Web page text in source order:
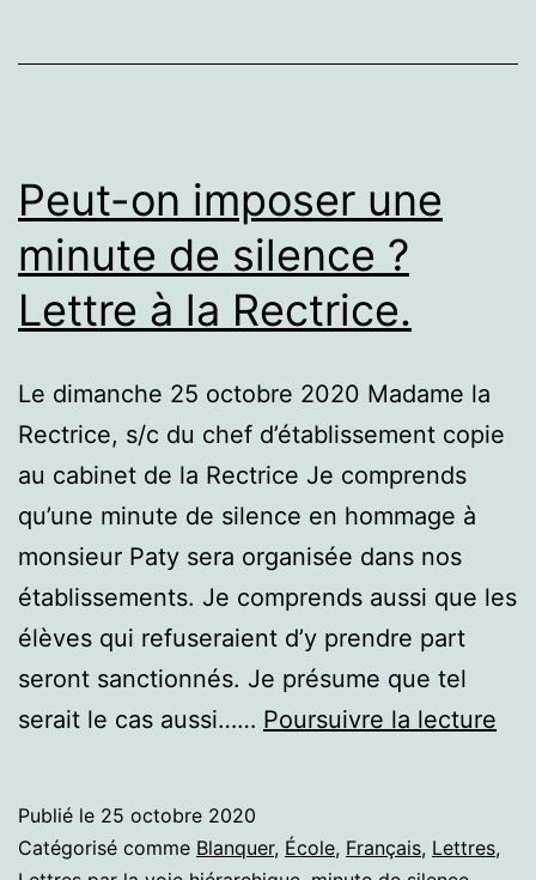
réponses.
Peut-on imposer une
minute de silence ?
Lettre à la Rectrice.
Le dimanche 25 octobre 2020 Madame la
Rectrice, s/c du chef d’établissement copie
au cabinet de la Rectrice Je comprends
qu’une minute de silence en hommage à
monsieur Paty sera organisée dans nos
établissements. Je comprends aussi que les
élèves qui refuseraient d’y prendre part
seront sanctionnés. Je présume que tel
serait le cas aussi…… Poursuivre la lecture
Publié le 25 octobre 2020
Catégorisé comme Blanquer, École, Français, Lettres,